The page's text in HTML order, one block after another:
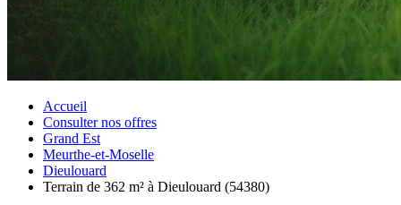
Accueil
Consulter nos offres
Grand Est
Meurthe-et-Moselle
Dieulouard
Terrain de 362 m² à Dieulouard (54380)